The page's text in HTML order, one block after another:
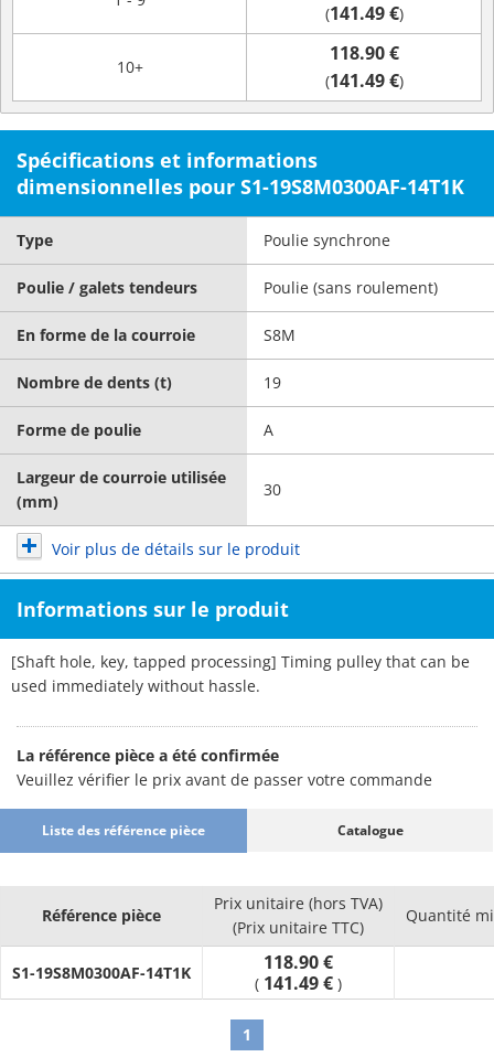
(141.49 €)
10+
118.90 €
(141.49 €)
Spécifications et informations
dimensionnelles pour S1-19S8M0300AF-14T1K
Type Poulie synchrone
Poulie / galets tendeurs Poulie (sans roulement)
En forme de la courroie S8M
Nombre de dents (t) 19
Forme de poulie A
Largeur de courroie utilisée
(mm)
30
Voir plus de détails sur le produit
Informations sur le produit
[Shaft hole, key, tapped processing] Timing pulley that can be
used immediately without hassle.
La référence pièce a été confirmée
Veuillez vérifier le prix avant de passer votre commande
Liste des référence pièce Catalogue
Référence pièce
Prix unitaire (hors TVA)
(Prix unitaire TTC)
Quantité
S1-19S8M0300AF-14T1K 118.90 €
( 141.49 € )
1